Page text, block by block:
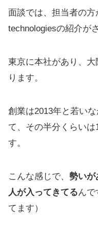
面談では、担当者の
technologiesの紹介が
東京に本社があり、
ります。
創業は2013年と若い
て、その半分くらい
す。
こんな感じで、 勢いが
人が入ってきてるんで
てます）